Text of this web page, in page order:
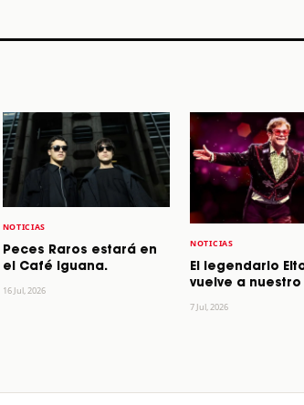
NOTICIAS
Peces Raros estará en
el Café Iguana.
16 Jul, 2026
NOTICIAS
El legendario
vuelve a
7 Jul, 2026